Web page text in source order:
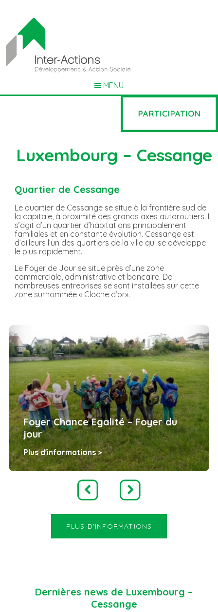
MENU
Luxembourg – Cessange
Quartier de Cessange
Le quartier de Cessange se situe à la frontière sud de
la capitale, à proximité des grands axes autoroutiers. Il
s’agit d’un quartier d’habitations principalement
familiales et en constante évolution. Cessange est
d’ailleurs l’un des quartiers de la ville qui se développe
le plus rapidement.
Le Foyer de Jour se situe près d’une zone
commerciale, administrative et bancaire. De
nombreuses entreprises se sont installées sur cette
zone surnommée « Cloche d’or».
Foyer Chance Egalité – Foyer du
jour
Plus d'informations >
PLUS D'INFORMATIONS
Dernières news de Luxembourg –
Cessange